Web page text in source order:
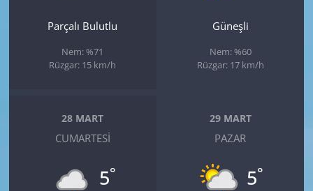
Parçalı Bulutlu
Nem: %71
Rüzgar: 15 km/h
Güneşli
Nem: %60
Rüzgar: 17 km/h
28 MART
CUMARTESI
5°
29 MART
PAZAR
5°